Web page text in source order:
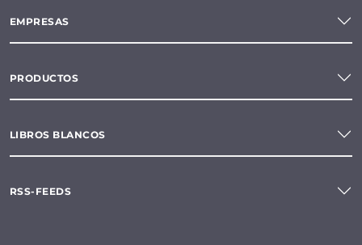
EMPRESAS
PRODUCTOS
LIBROS BLANCOS
RSS-FEEDS